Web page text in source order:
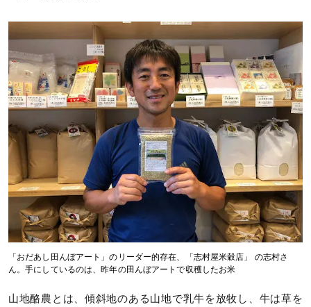
「おだあし田んぼアート」のリーダー的存在、「志村屋米穀店」 の志村さ
ん。手にしているのは、昨年の田んぼアートで収穫したお米
山地酪農とは、傾斜地のある山地で乳牛を放牧し、牛は草を